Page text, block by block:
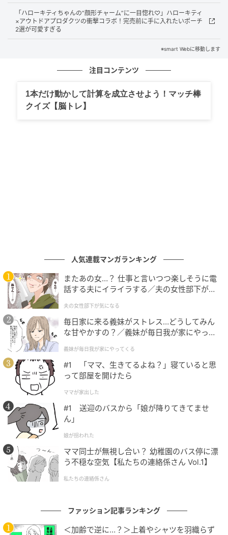
アウトドアが好きな目利きさんから多大なる信頼を集
めるブランド、スノーピーク。
は、モデルの高山 都さんがデザイン監修として加わ
り、夢のトリプルコラボレーションが実現しました。
月号
のアイテムは日常にも便利なお財布ショルダ
ー。お財布機能とポーチの二層構造で、機能性も収納
力も抜群です。
サイズ（約）：高さ11.5×幅19.5×マチ5cm（編集部調
べ）
細かいものがまとまるお財布機能付き！
「ハローキティちゃんの“顔形チャーム”に一目惚れ♡」ハローキティ
×アウトドアプロダクツの衝撃コラボ！完売前に手に入れたいポーチ
2選が可愛すぎる
※smart Webに移動します
注目コンテンツ
1本だけ動かして計算を成立させよう！マッチ棒
クイズ【脳トレ】
人気連載マンガランキング
またあの女…？ 仕事と言いつつ楽しそうに電
話する夫にイライラする／夫の女性部下が気
夫の女性部下が気になる
毎日家に来る義妹がストレス…どうしてみん
な甘やかすの？／義妹が毎日我が家にやって
が】
義妹が毎日我が家にやってくる
#1 「ママ、生きてるよね？」寝ていると思
って部屋を開けたら
ママが家出した
#1 送迎のバスから「娘が降りてきてませ
ん」
娘が拐われた
ママ同士が無視し合い？ 幼稚園のバス停に漂
う不穏な空気【私たちの連絡係さん Vol.1】
私たちの連絡係さん
ファッション記事ランキング
＜加齢で逆に…？＞上着やシャツを羽織らず